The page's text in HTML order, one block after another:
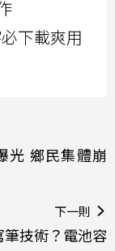
下載爽用
光 鄉民集體崩
下一則
技術？電池容